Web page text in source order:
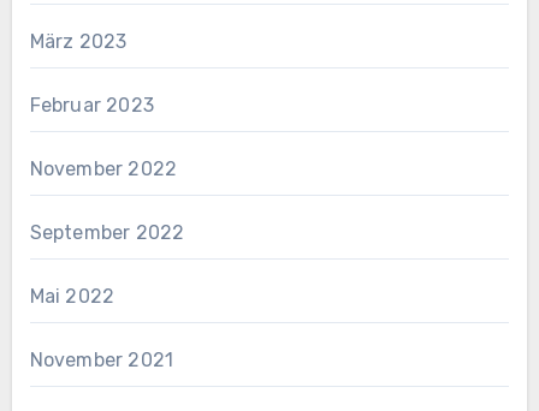
März 2023
Februar 2023
November 2022
September 2022
Mai 2022
November 2021